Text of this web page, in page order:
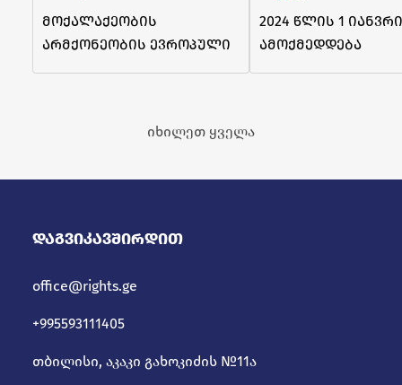
მოქალაქეობის
არმქონეობის ევროპული
2024 წლის 1
ამოქმედდება
იხილეთ ყველა
Დაგვიკავშირდით
office@rights.ge
+995593111405
თბილისი, აკაკი გახოკიძის №11ა